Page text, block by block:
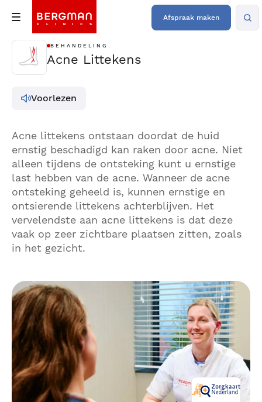
Afspraak maken
BEHANDELING
Acne Littekens
Voorlezen
Acne littekens ontstaan doordat de huid
ernstig beschadigd kan raken door acne. Niet
alleen tijdens de ontsteking kunt u ernstige
last hebben van de acne. Wanneer de acne
ontsteking geheeld is, kunnen ernstige en
ontsierende littekens achterblijven. Het
vervelendste aan acne littekens is dat deze
vaak op zeer zichtbare plaatsen zitten, zoals
in het gezicht.